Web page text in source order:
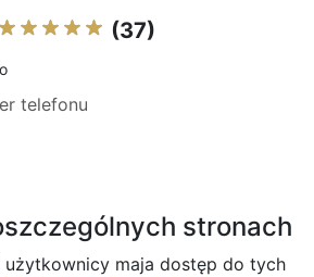
(37)
telefonu
stronach
maja dostęp do tych